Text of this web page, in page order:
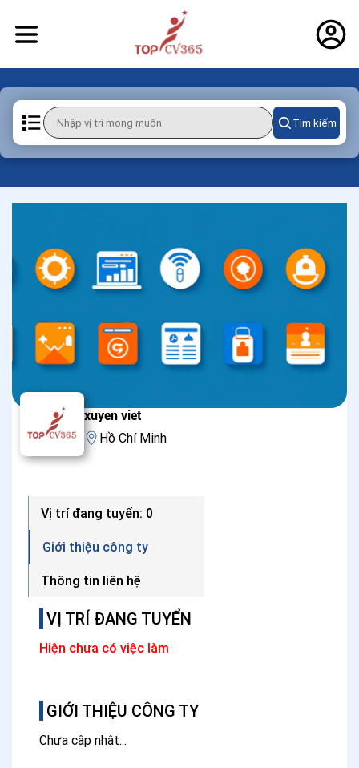
Tìm kiếm
xuyen viet
Hồ Chí Minh
VỊ TRÍ ĐANG TUYỂN
Hiện chưa có việc làm
GIỚI THIỆU CÔNG TY
Chưa cập nhật...
Vị trí đang tuyển: 0
Giới thiệu công ty
Thông tin liên hệ